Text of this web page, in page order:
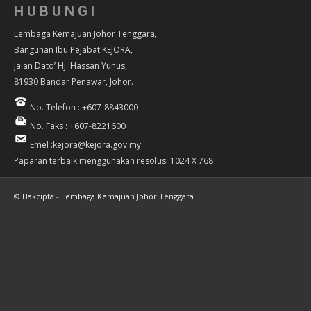
HUBUNGI
Lembaga Kemajuan Johor Tenggara,
Bangunan Ibu Pejabat KEJORA,
Jalan Dato’ Hj. Hassan Yunus,
81930 Bandar Penawar, Johor.
No. Telefon : +607-8843000
No. Faks : +607-8221600
Emel :kejora@kejora.gov.my
Paparan terbaik menggunakan resolusi 1024 X 768
© Hakcipta - Lembaga Kemajuan Johor Tenggara